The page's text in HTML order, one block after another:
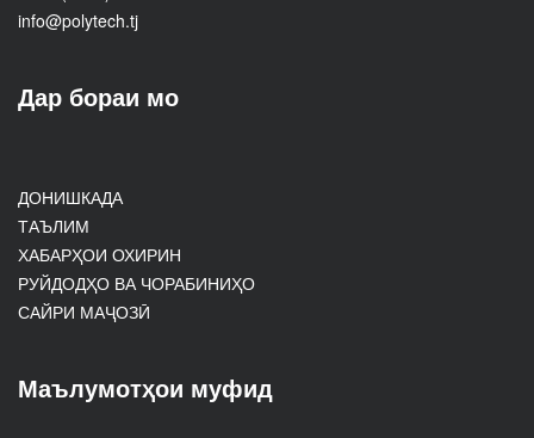
info@polytech.tj
Дар бораи мо
ДОНИШКАДА
ТАЪЛИМ
ХАБАРҲОИ ОХИРИН
РУЙДОДҲО ВА ЧОРАБИНИҲО
САЙРИ МАҶОЗӢ
Маълумотҳои муфид